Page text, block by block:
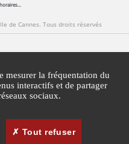
de Cannes. Tous droits réservés
Cannes Lérins
des cookies
mesurer la fréquentation du
interactifs et de partager
sociaux.
Tout refuser